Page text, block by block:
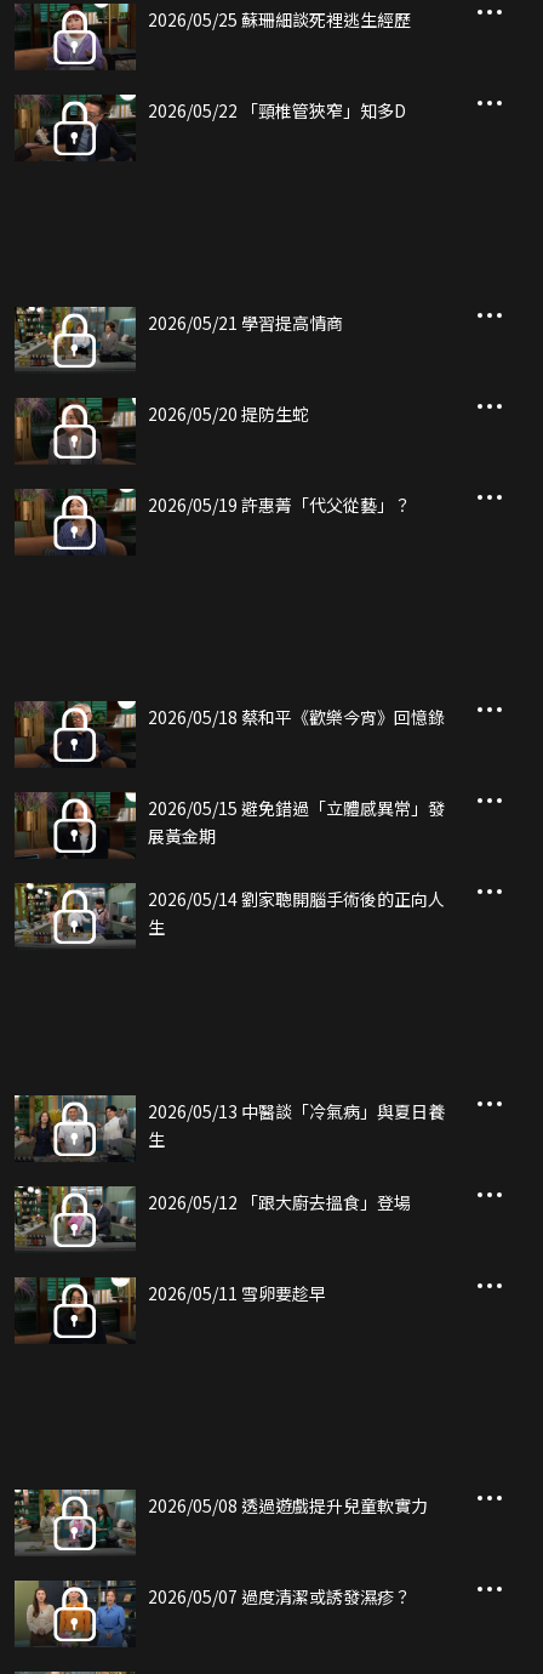
2026/05/25 蘇珊細談死裡逃生經歷
2026/05/22 「頸椎管狹窄」知多D
2026/05/21 學習提高情商
2026/05/20 提防生蛇
2026/05/19 許惠菁「代父從藝」？
2026/05/18 蔡和平《歡樂今宵》回憶錄
2026/05/15 避免錯過「立體感異常」發
展黃金期
2026/05/14 劉家聰開腦手術後的正向人
生
2026/05/13 中醫談「冷氣病」與夏日養
生
2026/05/12 「跟大廚去搵食」登場
2026/05/11 雪卵要趁早
2026/05/08 透過遊戲提升兒童軟實力
2026/05/07 過度清潔或誘發濕疹？